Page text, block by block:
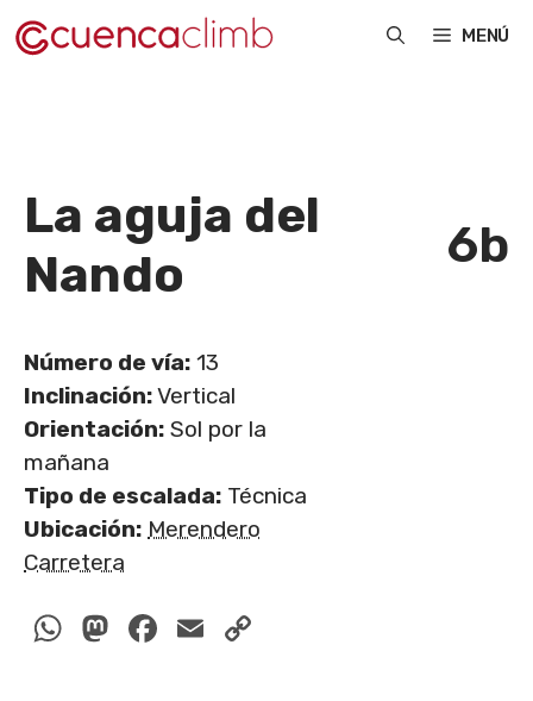
Saltar
al
MENÚ
La aguja del
Nando
6b
Número de vía: 13
Inclinación:Vertical
Orientación: Sol por la
mañana
Tipo de escalada: Técnica
Ubicación: Merendero
Carretera
WhatsApp
Mastodon
Facebook
Email